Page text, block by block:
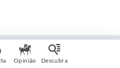
Opinião Descubra